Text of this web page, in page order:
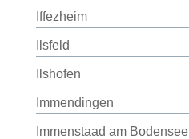
Iffezheim
Ilsfeld
Ilshofen
Immendingen
Immenstaad am Bodensee